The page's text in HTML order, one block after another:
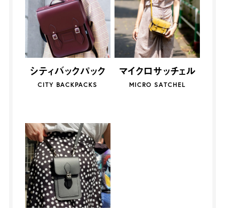
シティバックパック
CITY BACKPACKS
マイクロサッチェル
MICRO SATCHEL